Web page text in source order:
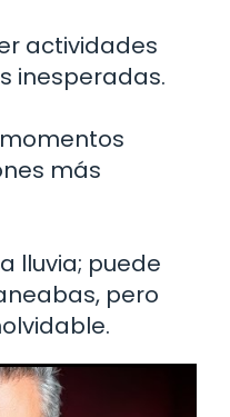
actividades
inesperadas.
más
lluvia; puede
pero